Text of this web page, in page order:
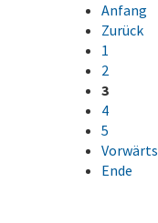
Anfang
Zurück
1
2
3
4
5
Vorwärts
Ende